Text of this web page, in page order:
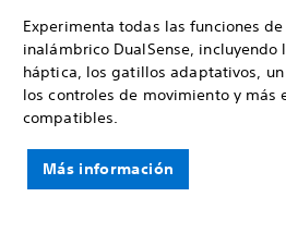
Experimenta todas las funciones
inalámbrico DualSense,
háptica, los gatillos adaptativos,
los controles de movimiento y más
compatibles.
Más información